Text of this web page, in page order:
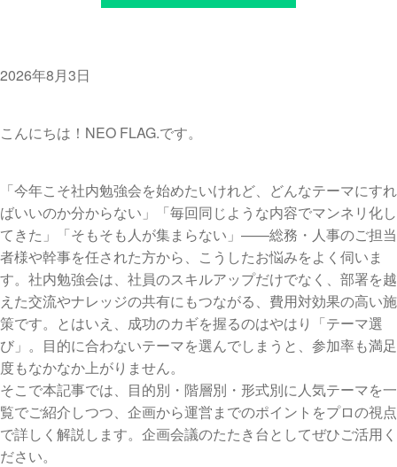
2026年8月3日
こんにちは！NEO FLAG.です。
「今年こそ社内勉強会を始めたいけれど、どんなテーマにすれ
ばいいのか分からない」「毎回同じような内容でマンネリ化し
てきた」「そもそも人が集まらない」——総務・人事のご担当
者様や幹事を任された方から、こうしたお悩みをよく伺いま
す。社内勉強会は、社員のスキルアップだけでなく、部署を越
えた交流やナレッジの共有にもつながる、費用対効果の高い施
策です。とはいえ、成功のカギを握るのはやはり「テーマ選
び」。目的に合わないテーマを選んでしまうと、参加率も満足
度もなかなか上がりません。
そこで本記事では、目的別・階層別・形式別に人気テーマを一
覧でご紹介しつつ、企画から運営までのポイントをプロの視点
で詳しく解説します。企画会議のたたき台としてぜひご活用く
ださい。